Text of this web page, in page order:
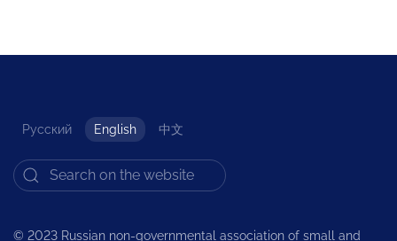
Русский English 中文
© 2023 Russian non-governmental association of small and